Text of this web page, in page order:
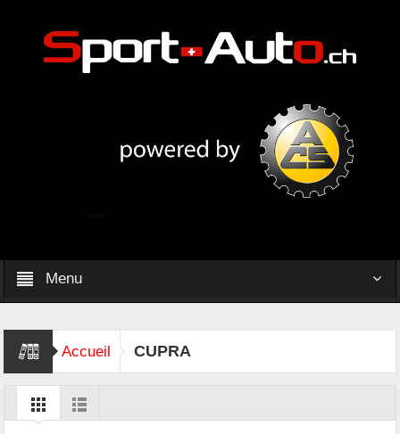
Menu
Accueil CUPRA